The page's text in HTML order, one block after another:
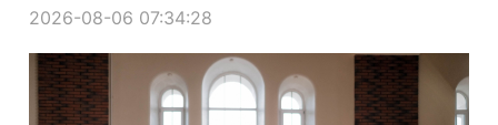
2026-08-06 07:34:28